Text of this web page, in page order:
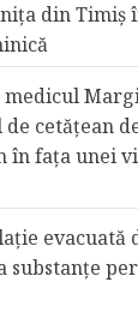
din Timiş
cetățean
în fața unei
evacuată